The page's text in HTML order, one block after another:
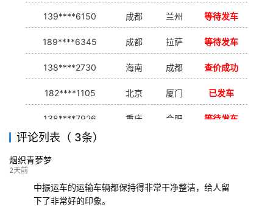
139****6150 成都 兰州 等待发车
189****6345 成都 拉萨 等待发车
138****2730 海南 成都 查价成功
182****1105 北京 厦门 已发车
138****7926 重庆 合肥 等待发车
139****9233
评论列表（ 3条）
烟织青萝梦
2天前
中振运车的运输车辆都保持得非常干净整洁，给人留
下了非常好的印象。